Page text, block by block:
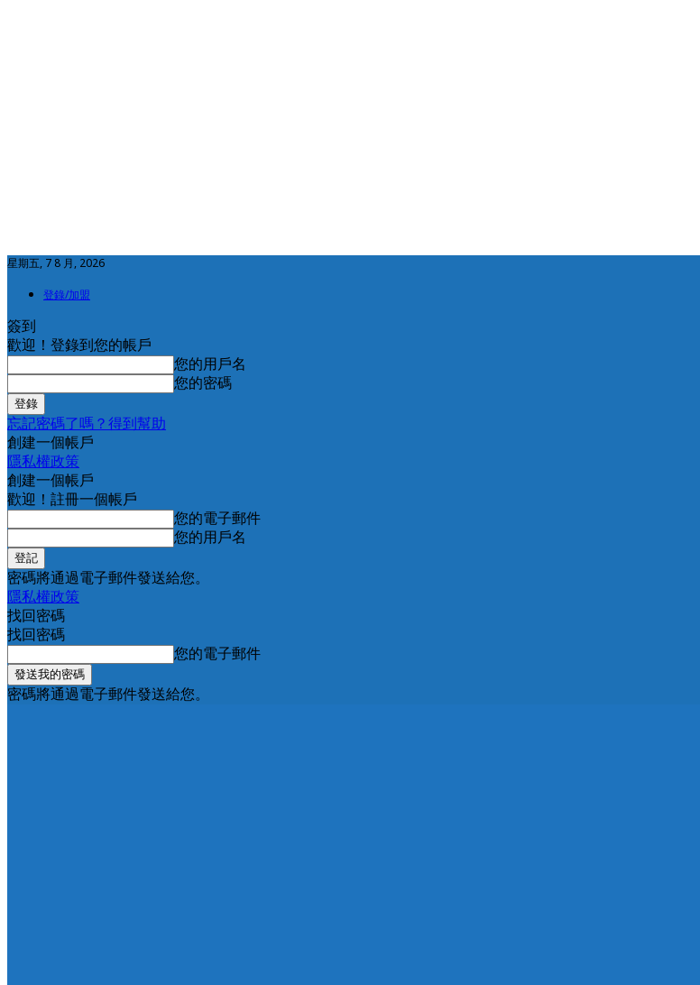
星期五, 7 8 月, 2026
登錄/加盟
簽到
歡迎！登錄到您的帳戶
您的用戶名
您的密碼
忘記密碼了嗎？得到幫助
創建一個帳戶
隱私權政策
創建一個帳戶
歡迎！註冊一個帳戶
您的電子郵件
您的用戶名
密碼將通過電子郵件發送給您。
隱私權政策
找回密碼
找回密碼
您的電子郵件
密碼將通過電子郵件發送給您。